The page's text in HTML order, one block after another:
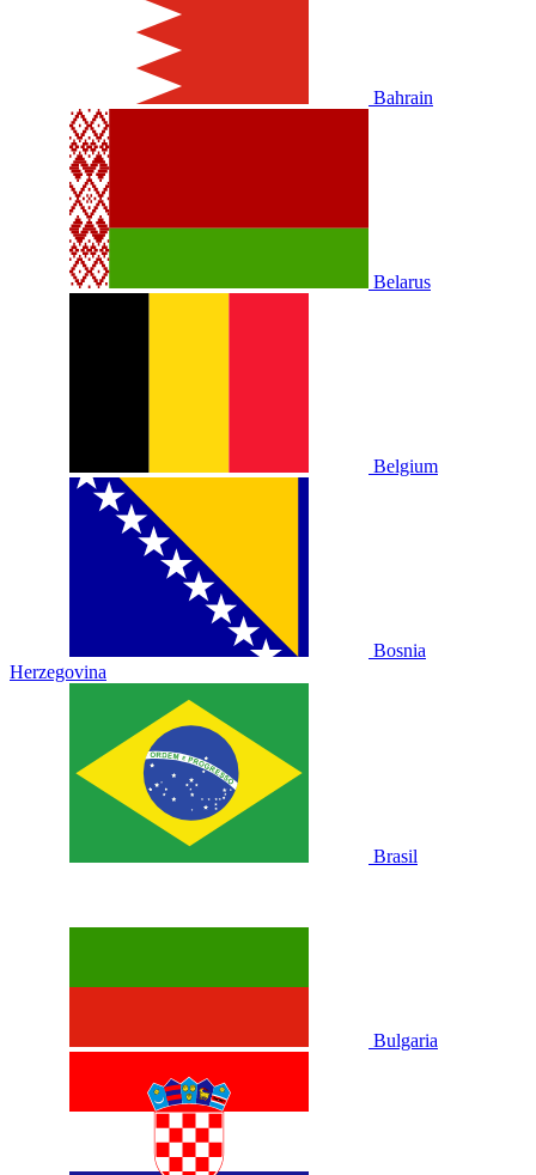
Bahrain
Belarus
Belgium
Bosnia
Herzegovina
Brasil
Bulgaria